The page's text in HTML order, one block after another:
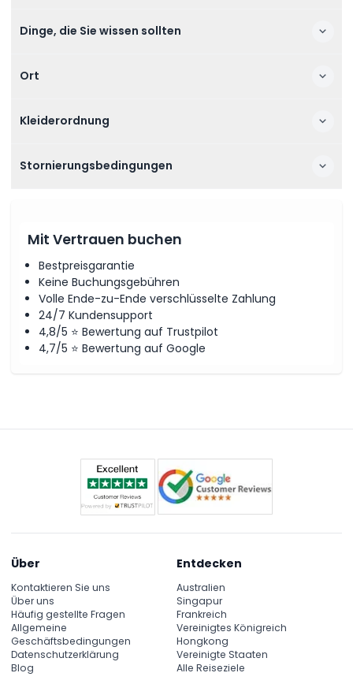
Dinge, die Sie wissen sollten
Ort
Kleiderordnung
Stornierungsbedingungen
Mit Vertrauen buchen
Bestpreisgarantie
Keine Buchungsgebühren
Volle Ende-zu-Ende verschlüsselte Zahlung
24/7 Kundensupport
4,8/5 ⭐ Bewertung auf Trustpilot
4,7/5 ⭐ Bewertung auf Google
Über
Kontaktieren Sie uns
Über uns
Häufig gestellte Fragen
Allgemeine
Geschäftsbedingungen
Datenschutzerklärung
Blog
Entdecken
Australien
Singapur
Frankreich
Vereinigtes Königreich
Hongkong
Vereinigte Staaten
Alle Reiseziele